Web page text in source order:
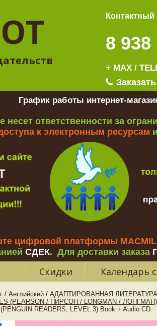
8 938
+ MAX /
работы интернет-
несет ответственности за
к электронным ресурсам
цифровой платформы
СДЕК. Для доставки заказа
Скидки Календарь
/ Английский / АДАПТИРОВАННАЯ ЛИТЕРАТУРА
(PEARSON / ПИРСОН / LONGMAN / ЛОНГМАН)
READERS, LEVEL 3) Book + Audio CD